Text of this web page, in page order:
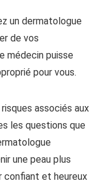
un dermatologue
de vos
médecin puisse
pour vous.
associés aux
les questions que
une peau plus
confiant et heureux